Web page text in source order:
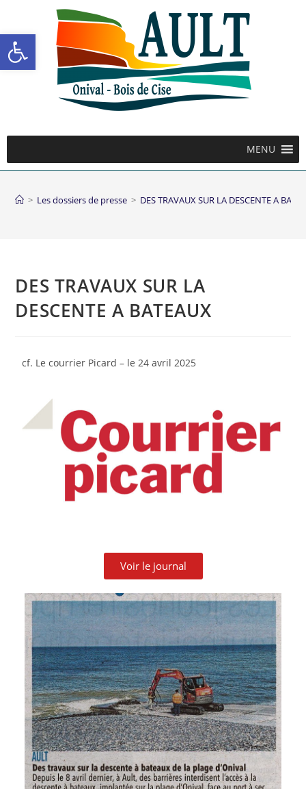
Ouvrir la barre d’outils
MENU
> Les dossiers de presse > DES TRAVAUX SUR LA DESCENTE A
DES TRAVAUX SUR LA
DESCENTE A BATEAUX
cf. Le courrier Picard – le 24 avril 2025
Voir le journal